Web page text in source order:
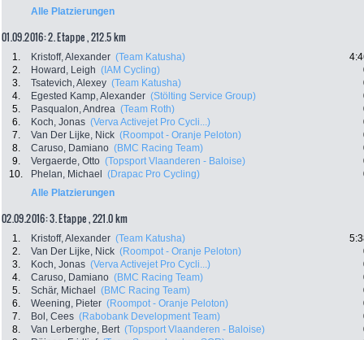
Alle Platzierungen
01.09.2016: 2. Etappe , 212.5 km
1. Kristoff, Alexander (Team Katusha)
2.
Howard, Leigh (IAM Cycling)
3.
Tsatevich, Alexey (Team Katusha)
4.
Egested Kamp, Alexander (Stölting Service Group)
5.
Pasqualon, Andrea (Team Roth)
6.
Koch, Jonas (Verva Activejet Pro Cycli...)
7.
Van Der Lijke, Nick (Roompot - Oranje Peloton)
8.
Caruso, Damiano (BMC Racing Team)
9.
Vergaerde, Otto (Topsport Vlaanderen - Baloise)
10.
Phelan, Michael (Drapac Pro Cycling)
Alle Platzierungen
02.09.2016: 3. Etappe , 221.0 km
1. Kristoff, Alexander (Team Katusha)
2.
Van Der Lijke, Nick (Roompot - Oranje Peloton)
3.
Koch, Jonas (Verva Activejet Pro Cycli...)
4.
Caruso, Damiano (BMC Racing Team)
5.
Schär, Michael (BMC Racing Team)
6.
Weening, Pieter (Roompot - Oranje Peloton)
7.
Bol, Cees (Rabobank Development Team)
8.
Van Lerberghe, Bert (Topsport Vlaanderen - Baloise)